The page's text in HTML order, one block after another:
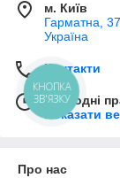
м. Київ
Гарматна,
Україна
Контакти
Сьогодні
Показати
Про нас
КНОПКА
ЗВ'ЯЗКУ